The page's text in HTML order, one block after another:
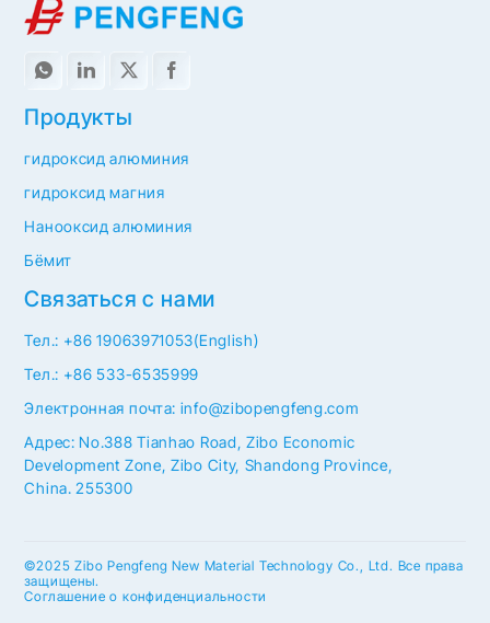
Связаться с нами
Тел.: +86 19063971053(English)
Тел.: +86 533-6535999
Электронная почта: info@zibopengfeng.com
Адрес: No.388 Tianhao Road, Zibo Economic
Development Zone, Zibo City, Shandong Province,
China. 255300
Продукты
гидроксид алюминия
гидроксид магния
Нанооксид алюминия
Бёмит
©2025 Zibo Pengfeng New Material Technology Co., Ltd. Все права
защищены.
Соглашение о конфиденциальности